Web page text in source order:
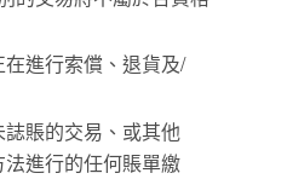
進行索償、退貨及/
賬的交易、或其他
進行的任何賬單繳